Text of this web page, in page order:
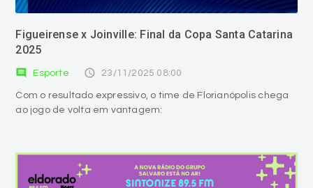
Figueirense x Joinville: Final da Copa Santa Catarina
2025
comment Esporte access_time 23/11/2025 08:00
Com o resultado expressivo, o time de Florianópolis chega
ao jogo de volta em vantagem: